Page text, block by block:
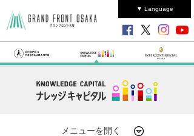
▼ Language
メニューを開く